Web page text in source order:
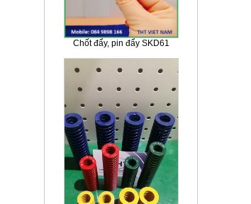
Chốt đẩy, pin đẩy SKD61